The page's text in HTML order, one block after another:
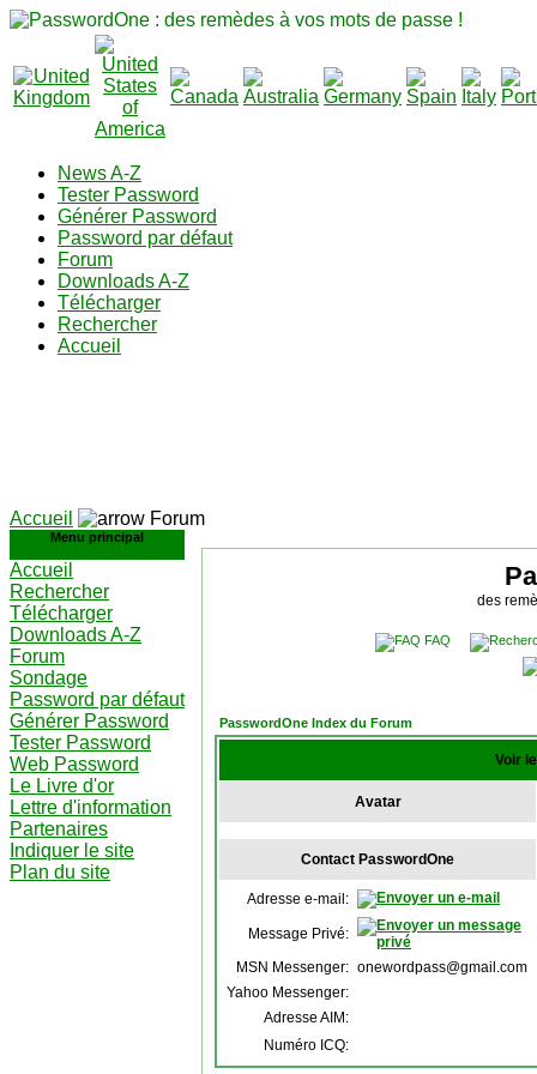
News A-Z
Tester Password
Générer Password
Password par défaut
Forum
Downloads A-Z
Télécharger
Rechercher
Accueil
Accueil Forum
Menu principal
Accueil
Rechercher
Télécharger
Downloads A-Z
Forum
Sondage
Password par défaut
Générer Password
Tester Password
Web Password
Le Livre d'or
Lettre d'information
Partenaires
Indiquer le site
Plan du site
des
FAQ
PasswordOne Index du Forum
Voir
Avatar
Contact PasswordOne
Adresse e-mail:
Message Privé:
MSN Messenger: onewordpass@gmail.com
Yahoo Messenger:
Adresse AIM:
Numéro ICQ: